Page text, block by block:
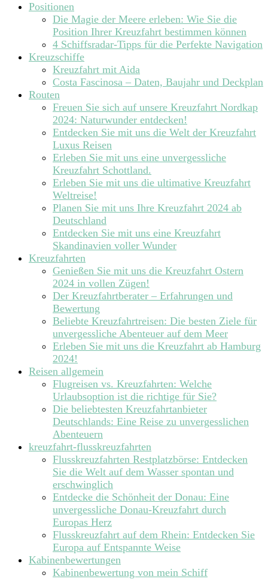
Positionen
Die Magie der Meere erleben: Wie Sie die
Position Ihrer Kreuzfahrt bestimmen können
4 Schiffsradar-Tipps für die Perfekte Navigation
Kreuzschiffe
Kreuzfahrt mit Aida
Costa Fascinosa – Daten, Baujahr und Deckplan
Routen
Freuen Sie sich auf unsere Kreuzfahrt Nordkap
2024: Naturwunder entdecken!
Entdecken Sie mit uns die Welt der Kreuzfahrt
Luxus Reisen
Erleben Sie mit uns eine unvergessliche
Kreuzfahrt Schottland.
Erleben Sie mit uns die ultimative Kreuzfahrt
Weltreise!
Planen Sie mit uns Ihre Kreuzfahrt 2024 ab
Deutschland
Entdecken Sie mit uns eine Kreuzfahrt
Skandinavien voller Wunder
Kreuzfahrten
Genießen Sie mit uns die Kreuzfahrt Ostern
2024 in vollen Zügen!
Der Kreuzfahrtberater – Erfahrungen und
Bewertung
Beliebte Kreuzfahrtreisen: Die besten Ziele für
unvergessliche Abenteuer auf dem Meer
Erleben Sie mit uns die Kreuzfahrt ab Hamburg
2024!
Reisen allgemein
Flugreisen vs. Kreuzfahrten: Welche
Urlaubsoption ist die richtige für Sie?
Die beliebtesten Kreuzfahrtanbieter
Deutschlands: Eine Reise zu unvergesslichen
Abenteuern
kreuzfahrt-flusskreuzfahrten
Flusskreuzfahrten Restplatzbörse: Entdecken
Sie die Welt auf dem Wasser spontan und
erschwinglich
Entdecke die Schönheit der Donau: Eine
unvergessliche Donau-Kreuzfahrt durch
Europas Herz
Flusskreuzfahrt auf dem Rhein: Entdecken Sie
Europa auf Entspannte Weise
Kabinenbewertungen
Kabinenbewertung von mein Schiff